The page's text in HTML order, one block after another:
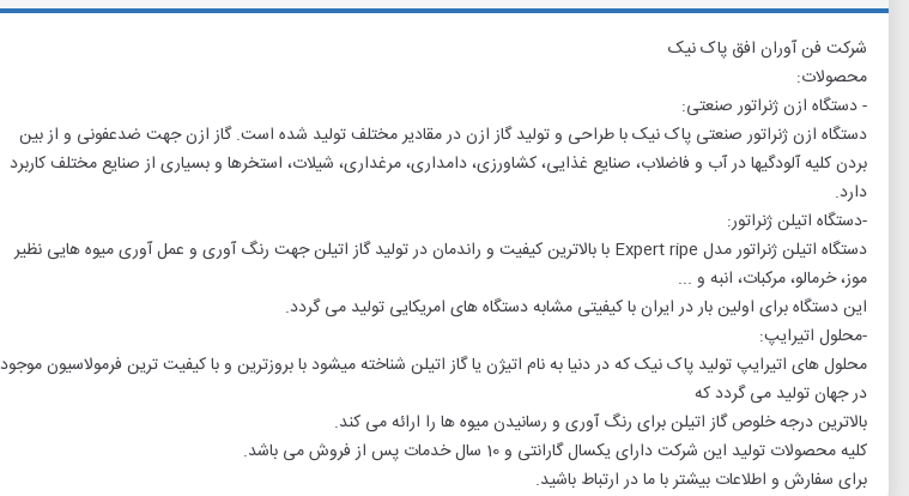
شرکت فن آوران افق پاک نیک
محصولات:
- دستگاه ازن ژنراتور صنعتی:
دستگاه ازن ژنراتور صنعتی پاک نیک با طراحی و تولید گاز ازن در مقادیر مختلف تولید شده است. گاز ازن جهت ضدعفونی و از بین
بردن کلیه آلودگیها در آب و فاضلاب، صنایع غذایی، کشاورزی، دامداری، مرغداری، شیلات، استخرها و بسیاری از صنایع مختلف کاربرد
دارد.
-دستگاه اتیلن ژنراتور:
دستگاه اتیلن ژنراتور مدل Expert ripe با بالاترین کیفیت و راندمان در تولید گاز اتیلن جهت رنگ آوری و عمل آوری میوه هایی نظیر
موز، خرمالو، مرکبات، انبه و ...
این دستگاه برای اولین بار در ایران با کیفیتی مشابه دستگاه های امریکایی تولید می گردد.
-محلول اتیرایپ:
محلول های اتیرایپ تولید پاک نیک که در دنیا به نام اتیژن یا گاز اتیلن شناخته میشود با بروزترین و با کیفیت ترین فرمولاسیون موجود
در جهان تولید می گردد که
بالاترین درجه خلوص گاز اتیلن برای رنگ آوری و رسانیدن میوه ها را ارائه می کند.
کلیه محصولات تولید این شرکت دارای یکسال گارانتی و 10 سال خدمات پس از فروش می باشد.
برای سفارش و اطلاعات بیشتر با ما در ارتباط باشید.